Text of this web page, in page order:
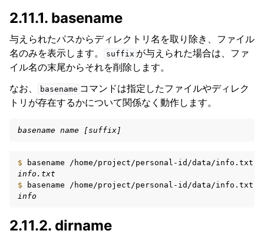
2.11.1. basename
与えられたパスからディレクトリ名を取り除き、ファイル
名のみを表示します。
suffix が与えられた場合は、ファ
イル名の末尾からそれを削除します。
なお、
basename コマンドは指定したファイルやディレク
トリが存在するかについて関係なく動作します。
basename name [suffix]
$ basename
info.txt
$
basename
/home/project/personal-id/data/info.txt
info
2.11.2. dirname